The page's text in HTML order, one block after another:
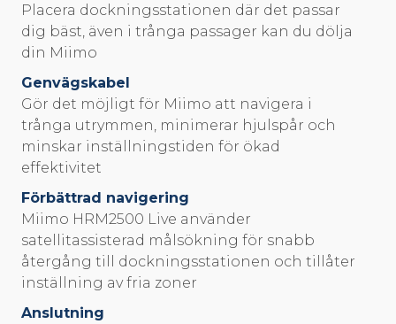
Placera dockningsstationen där det passar
dig bäst, även i trånga passager kan du dölja
din Miimo
Genvägskabel
Gör det möjligt för Miimo att navigera i
trånga utrymmen, minimerar hjulspår och
minskar inställningstiden för ökad
effektivitet
Förbättrad navigering
Miimo HRM2500 Live använder
satellitassisterad målsökning för snabb
återgång till dockningsstationen och tillåter
inställning av fria zoner
Anslutning